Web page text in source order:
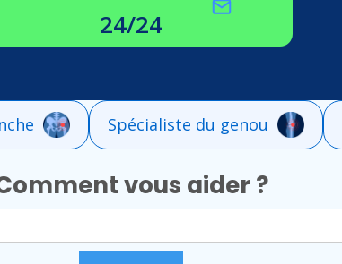
24/24
Spécialiste du genou
vous aider ?